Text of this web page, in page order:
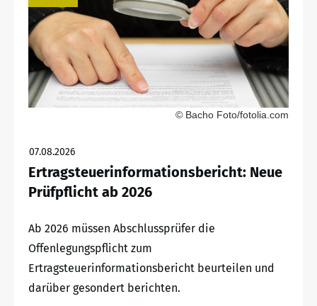
© Bacho Foto/fotolia.com
07.08.2026
Ertragsteuerinformationsbericht: Neue
Prüfpflicht ab 2026
Ab 2026 müssen Abschlussprüfer die
Offenlegungspflicht zum
Ertragsteuerinformationsbericht beurteilen und
darüber gesondert berichten.